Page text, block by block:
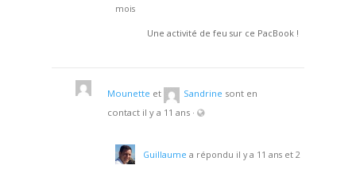
mois
Une activité de feu sur ce PacBook !
Mounette et Sandrine sont en
contact il y a 11 ans·
Guillaume a répondu il y a 11 ans et 2